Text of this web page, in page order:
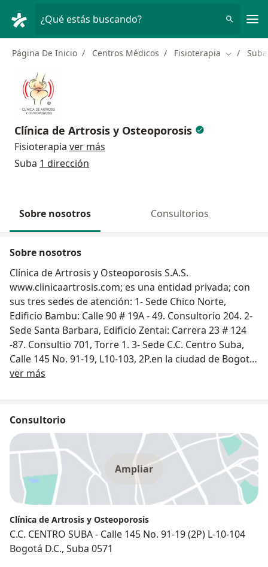
¿Qué estás buscando?
Página De Inicio Centros Médicos Fisioterapia Cambiar
Suba
Clínica de Artrosis y Osteoporosis
Fisioterapia ver más
Suba 1 dirección
Sobre nosotros Consultorios
Sobre nosotros
Clínica de Artrosis y Osteoporosis S.A.S.
www.clinicaartrosis.com; es una entidad privada; con
sus tres sedes de atención: 1- Sede Chico Norte,
Edificio Bambu: Calle 90 # 19A - 49. Consultorio 204. 2-
Sede Santa Barbara, Edificio Zentai: Carrera 23 # 124
-87. Consultio 701, Torre 1. 3- Sede C.C. Centro Suba,
Calle 145 No. 91-19, L10-103, 2P.en la ciudad de Bogotá
D.C. República de Colombia. Call Center PBX: 601-
5905407. Especialistas que ofrecen soluciones NO
QUIRÚRGICAS con tecnologías moleculares in-vitro de
avanzada, con medicina basada en la evidencia,
viscosuplementación, biotecnología de última
generación, aplicación de plasma rico en plaquetas
(PRP) y factores de crecimiento (FC) autógenos, células
madre, nanotecnología, antirresortivos óseos,
musculares y cartilaginosos en procesos
osteoarticulares y musculotendinosos en reparación y
regeneración celular. Capaces de estimular el
crecimiento y diferenciación. Regulando de esta
ver más
Consultorio
Ampliar
Clínica de Artrosis y Osteoporosis
C.C. CENTRO SUBA - Calle 145 No. 91-19 (2P) L-10-104
Bogotá D.C., Suba 0571